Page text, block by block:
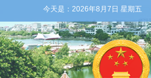
今天是： 2026年8月7日 星期五
阵雨，偏西风2-3级，气温26到35度，相对